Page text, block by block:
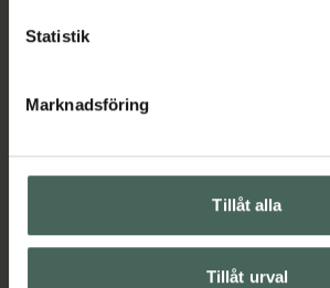
Statistik
Marknadsföring
Tillåt alla
Tillåt urval